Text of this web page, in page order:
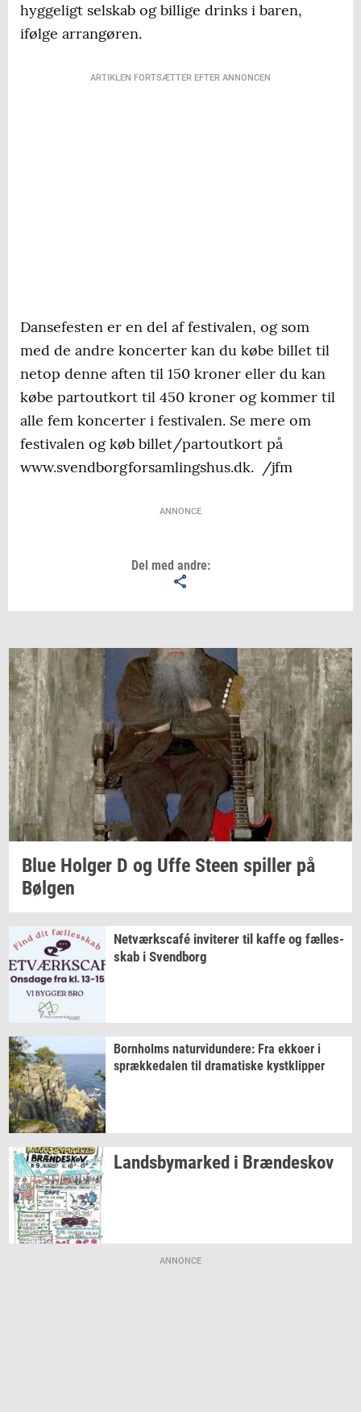
hyggeligt selskab og billige drinks i baren,
ifølge arrangøren.
ARTIKLEN FORTSÆTTER EFTER ANNONCEN
Dansefesten er en del af festivalen, og som
med de andre koncerter kan du købe billet til
netop denne aften til 150 kroner eller du kan
købe partoutkort til 450 kroner og kommer til
alle fem koncerter i festivalen. Se mere om
festivalen og køb billet/partoutkort på
www.svendborgforsamlingshus.dk. /jfm
ANNONCE
Del med andre:
Blue Hol­ger D og Uffe Steen spil­ler på
Bøl­gen
Netværkscafé in­vi­te­rer til kaffe og fæl­les­
skab i Svend­borg
Born­holms na­tur­vi­dun­de­re: Fra ek­ko­er i
spræk­ke­da­len til dra­ma­ti­ske kyst­klip­per
Lands­by­mar­ked i Bræn­de­skov
ANNONCE